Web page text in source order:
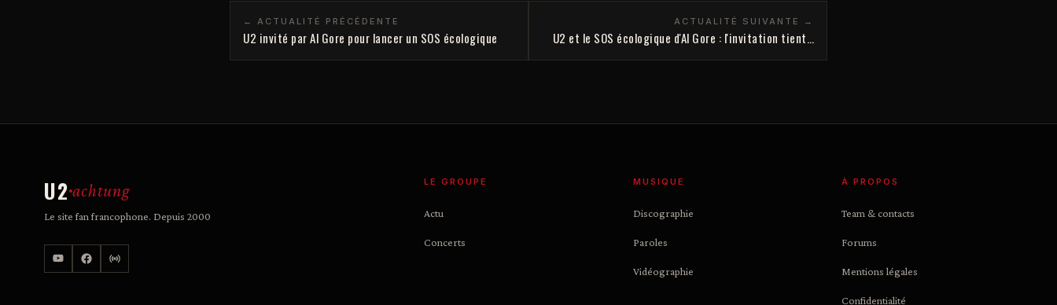
← ACTUALITÉ PRÉCÉDENTE
U2 invité par Al Gore pour lancer un SOS écologique
ACTUALITÉ SUIVANTE →
U2 et le SOS écologique d'Al Gore : l'invitation tient…
U2 achtung
Le site fan francophone. Depuis 2000
LE GROUPE
Actu
Concerts
MUSIQUE
Discographie
Paroles
Vidéographie
À PROPOS
Team & contacts
Forums
Mentions légales
Confidentialité